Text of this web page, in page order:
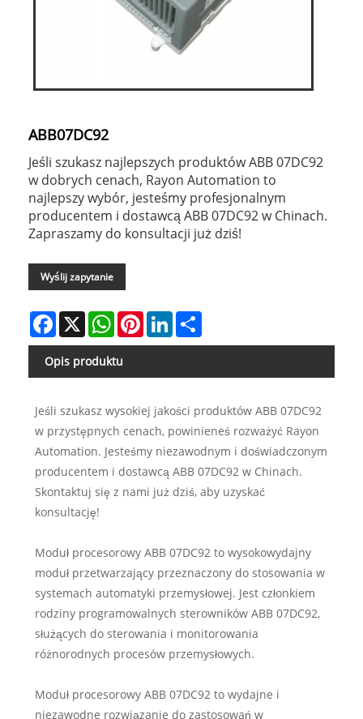
ABB07DC92
Jeśli szukasz najlepszych produktów ABB 07DC92
w dobrych cenach, Rayon Automation to
najlepszy wybór, jesteśmy profesjonalnym
producentem i dostawcą ABB 07DC92 w Chinach.
Zapraszamy do konsultacji już dziś!
Wyślij zapytanie
Facebook
X WhatsAppPinterestLinkedIn
Opis produktu
Jeśli szukasz wysokiej jakości produktów ABB 07DC92
w przystępnych cenach, powinieneś rozważyć Rayon
Automation. Jesteśmy niezawodnym i doświadczonym
producentem i dostawcą ABB 07DC92 w Chinach.
Skontaktuj się z nami już dziś, aby uzyskać
konsultację!
Moduł procesorowy ABB 07DC92 to wysokowydajny
moduł przetwarzający przeznaczony do stosowania w
systemach automatyki przemysłowej. Jest członkiem
rodziny programowalnych sterowników ABB 07DC92,
służących do sterowania i monitorowania
różnorodnych procesów przemysłowych.
Moduł procesorowy ABB 07DC92 to wydajne i
niezawodne rozwiązanie do zastosowań w